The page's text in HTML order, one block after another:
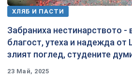
ХЛЯБ И ПАСТИ
Забраниха нестинарството
благост, утеха и надежда от
злият поглед, студените
23 Май, 2025